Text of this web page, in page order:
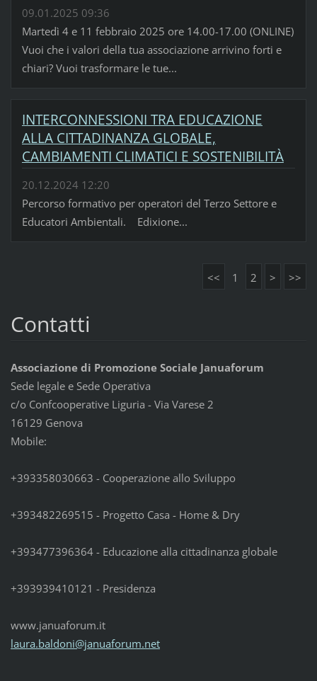
09.01.2025 09:36
Martedì 4 e 11 febbraio 2025 ore 14.00-17.00 (ONLINE)
Vuoi che i valori della tua associazione arrivino forti e
chiari? Vuoi trasformare le tue...
INTERCONNESSIONI TRA EDUCAZIONE
ALLA CITTADINANZA GLOBALE,
CAMBIAMENTI CLIMATICI E SOSTENIBILITÀ
20.12.2024 12:20
Percorso formativo per operatori del Terzo Settore e
Educatori Ambientali. Edixione...
<< 1 2 > >>
Contatti
Associazione di Promozione Sociale Januaforum
Sede legale e Sede Operativa
c/o Confcooperative Liguria - Via Varese 2
16129 Genova
Mobile:
+393358030663 - Cooperazione allo Sviluppo
+393482269515 - Progetto Casa - Home & Dry
+393477396364 - Educazione alla cittadinanza globale
+393939410121 - Presidenza
www.januaforum.it
laura.baldoni@januaforum.net